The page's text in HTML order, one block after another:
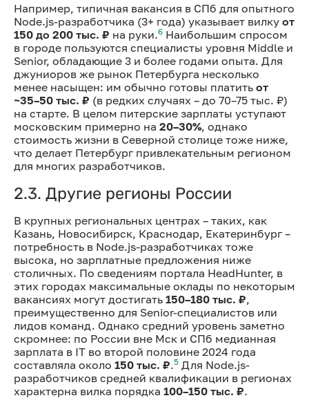
Например, типичная вакансия в СПб для опытного
Node.js-разработчика (3+ года) указывает вилку от
150 до 200 тыс. ₽ на руки.6 Наибольшим спросом
в городе пользуются специалисты уровня Middle и
Senior, обладающие 3 и более годами опыта. Для
джуниоров же рынок Петербурга несколько
менее насыщен: им обычно готовы платить от
~35–50 тыс. ₽ (в редких случаях – до 70–75 тыс. ₽)
на старте. В целом питерские зарплаты уступают
московским примерно на 20–30%, однако
стоимость жизни в Северной столице тоже ниже,
что делает Петербург привлекательным регионом
для многих разработчиков.
2.3. Другие регионы России
В крупных региональных центрах – таких, как
Казань, Новосибирск, Краснодар, Екатеринбург –
потребность в Node.js-разработчиках тоже
высока, но зарплатные предложения ниже
столичных. По сведениям портала HeadHunter, в
этих городах максимальные оклады по некоторым
вакансиях могут достигать 150–180 тыс. ₽,
преимущественно для Senior-специалистов или
лидов команд. Однако средний уровень заметно
скромнее: по России вне Мск и СПб медианная
зарплата в IT во второй половине 2024 года
составляла около 150 тыс. ₽.5 Для Node.js-
разработчиков средней квалификации в регионах
характерна вилка порядка 100–150 тыс. ₽.